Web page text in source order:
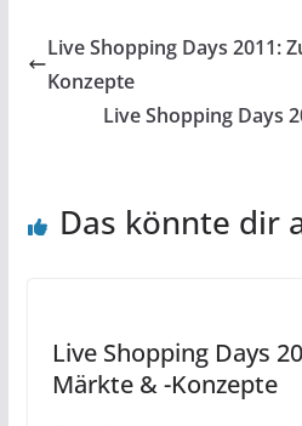
Live Shopping Days 2011:
Konzepte
Live Shopping Days
Das könnte dir
Live Shopping Days
Märkte & -Konzepte